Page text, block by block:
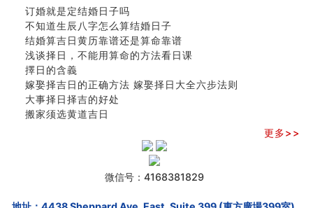
订婚就是定结婚日子吗
不知道生辰八字怎么算结婚日子
结婚算吉日黄历靠谱还是算命靠谱
浅谈择日，不能用算命的方法看日课
擇日的含義
嫁娶择吉日的正确方法 嫁娶择日大全六步法则
大事择日择吉的好处
搬家须选黄道吉日
更多>>
微信号：4168381829